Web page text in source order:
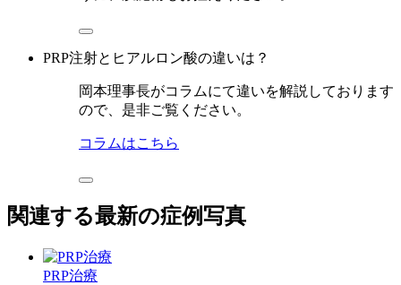
PRP注射とヒアルロン酸の違いは？
岡本理事長がコラムにて違いを解説しております
ので、是非ご覧ください。
コラムはこちら
関連する最新の症例写真
PRP治療